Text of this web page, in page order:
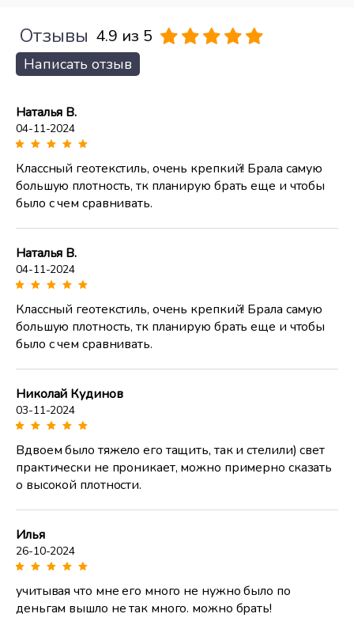
Отзывы 4.9 из 5
Написать отзыв
Наталья В.
04-11-2024
Классный геотекстиль, очень крепкий! Брала самую
большую плотность, тк планирую брать еще и чтобы
было с чем сравнивать.
Наталья В.
04-11-2024
Классный геотекстиль, очень крепкий! Брала самую
большую плотность, тк планирую брать еще и чтобы
было с чем сравнивать.
Николай Кудинов
03-11-2024
Вдвоем было тяжело его тащить, так и стелили) свет
практически не проникает, можно примерно сказать
о высокой плотности.
Илья
26-10-2024
учитывая что мне его много не нужно было по
деньгам вышло не так много. можно брать!